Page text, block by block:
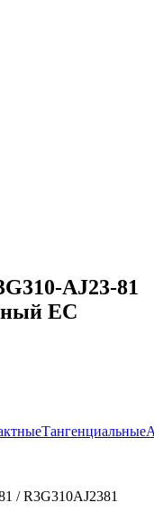
AJ23-81
EC
Тангенциальные
/ R3G310AJ2381